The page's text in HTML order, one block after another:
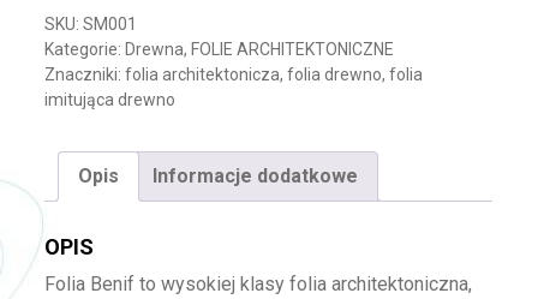
SKU:SM001
Kategorie: Drewna, FOLIE ARCHITEKTONICZNE
Znaczniki:folia architektonicza,folia drewno,folia
imitująca drewno
Opis Informacje dodatkowe
OPIS
Folia Benif to wysokiej klasy folia architektoniczna,